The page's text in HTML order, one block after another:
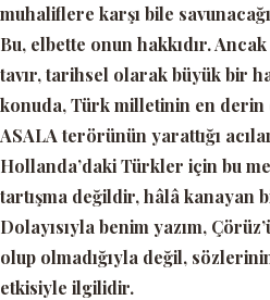
muhaliflere karşı bile
Bu, elbette onun hakkıdır.
tavır, tarihsel olarak büyük bir
konuda, Türk milletinin en derin
ASALA terörünün yarattığı
Hollanda’daki Türkler için bu
tartışma değildir, hâlâ kanayan
Dolayısıyla benim yazım,
olup olmadığıyla değil,
etkisiyle ilgilidir.